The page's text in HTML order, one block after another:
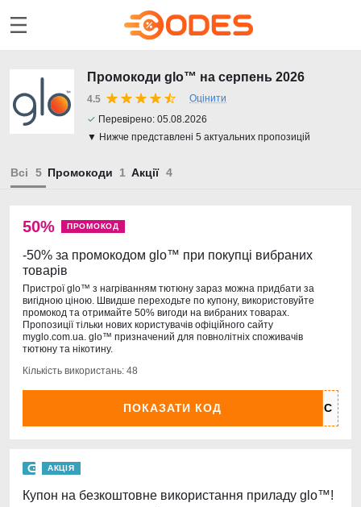
Промокоди glo™ на серпень 2026
4.5
Оцінити
✓ Перевірено: 05.08.2026
▼ Нижче представлені 5 актуальних пропозицій
Всі Промокоди Акції
50% ПРОМОКОД
-50% за промокодом glo™ при покупці вибраних
товарів
Пристрої glo™ з нагріванням тютюну зараз можна придбати за
вигідною ціною. Швидше переходьте по купону, використовуйте
промокод та отримайте 50% вигоди на вибраних товарах.
Пропозиції тільки нових користувачів офіційного сайту
myglo.com.ua. glo™ призначений для повнолітніх споживачів
тютюну та нікотину.
Кількість використань: 48
ПОКАЗАТИ КОД
АКЦІЯ
Купон на безкоштовне використання приладу glo™!